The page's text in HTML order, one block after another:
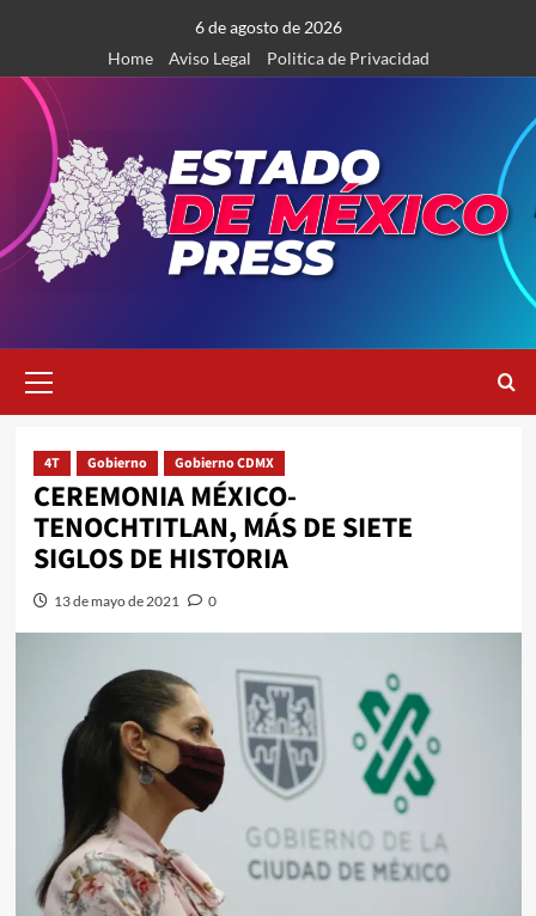
contenido
6 de agosto de 2026
Home
Aviso Legal Politica de Privacidad
primario
4T Gobierno Gobierno CDMX
CEREMONIA MÉXICO-
TENOCHTITLAN, MÁS DE SIETE
SIGLOS DE HISTORIA
13 de mayo de 2021 0